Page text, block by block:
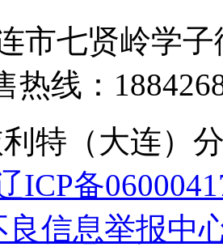
市七贤岭学子
热线：
特（大连）
ICP备
良信息举报中